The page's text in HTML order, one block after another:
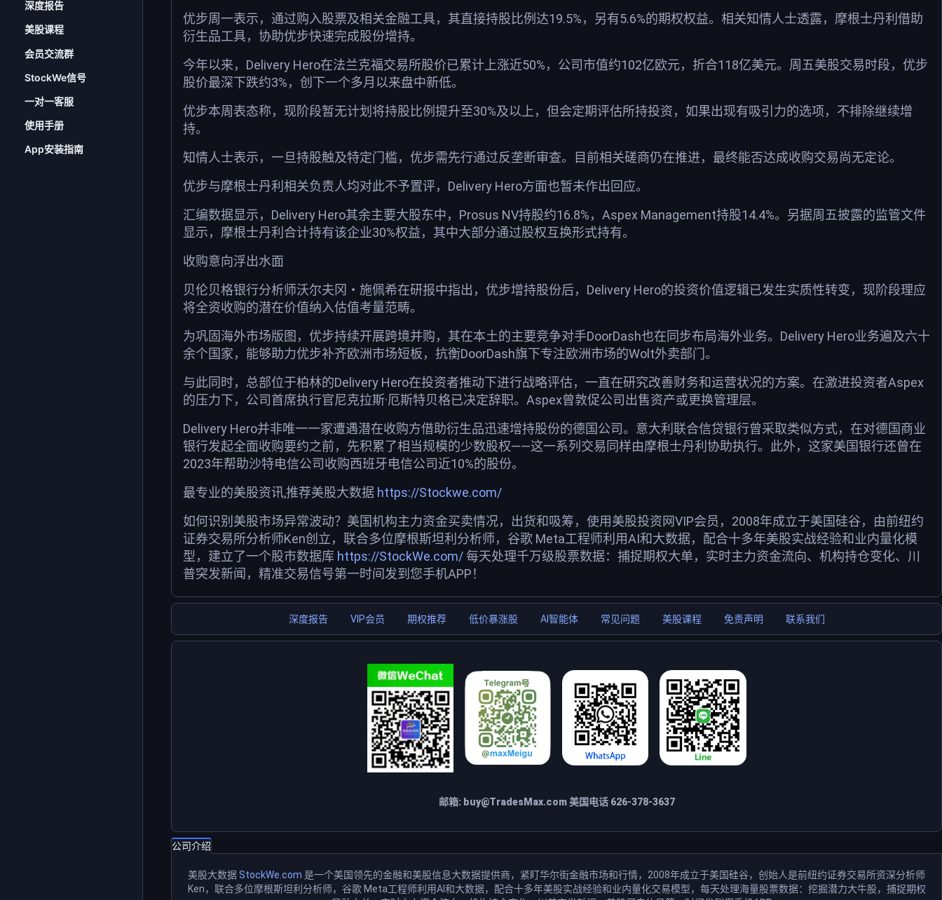
深度报告
美股课程
会员交流群
StockWe信号
一对一客服
使用手册
App安装指南
优步周一表示，通过购入股票及相关金融工具，其直接持股比例达19.5%，另有5.6%的期权权益。相关知情人士透露，摩根士丹利借助
衍生品工具，协助优步快速完成股份增持。
今年以来，Delivery Hero在法兰克福交易所股价已累计上涨近50%，公司市值约102亿欧元，折合118亿美元。周五美股交易时段，优步
股价最深下跌约3%，创下一个多月以来盘中新低。
优步本周表态称，现阶段暂无计划将持股比例提升至30%及以上，但会定期评估所持投资，如果出现有吸引力的选项，不排除继续增
持。
知情人士表示，一旦持股触及特定门槛，优步需先行通过反垄断审查。目前相关磋商仍在推进，最终能否达成收购交易尚无定论。
优步与摩根士丹利相关负责人均对此不予置评，Delivery Hero方面也暂未作出回应。
汇编数据显示，Delivery Hero其余主要大股东中，Prosus NV持股约16.8%，Aspex Management持股14.4%。另据周五披露的监管文件
显示，摩根士丹利合计持有该企业30%权益，其中大部分通过股权互换形式持有。
收购意向浮出水面
贝伦贝格银行分析师沃尔夫冈・施佩希在研报中指出，优步增持股份后，Delivery Hero的投资价值逻辑已发生实质性转变，现阶段理应
将全资收购的潜在价值纳入估值考量范畴。
为巩固海外市场版图，优步持续开展跨境并购，其在本土的主要竞争对手DoorDash也在同步布局海外业务。Delivery Hero业务遍及六十
余个国家，能够助力优步补齐欧洲市场短板，抗衡DoorDash旗下专注欧洲市场的Wolt外卖部门。
与此同时，总部位于柏林的Delivery Hero在投资者推动下进行战略评估，一直在研究改善财务和运营状况的方案。在激进投资者Aspex
的压力下，公司首席执行官尼克拉斯·厄斯特贝格已决定辞职。Aspex曾敦促公司出售资产或更换管理层。
Delivery Hero并非唯一一家遭遇潜在收购方借助衍生品迅速增持股份的德国公司。意大利联合信贷银行曾采取类似方式，在对德国商业
银行发起全面收购要约之前，先积累了相当规模的少数股权——这一系列交易同样由摩根士丹利协助执行。此外，这家美国银行还曾在
2023年帮助沙特电信公司收购西班牙电信公司近10%的股份。
最专业的美股资讯,推荐美股大数据 https://Stockwe.com/
如何识别美股市场异常波动？美国机构主力资金买卖情况，出货和吸筹，使用美股投资网VIP会员，2008年成立于美国硅谷，由前纽约
证券交易所分析师Ken创立，联合多位摩根斯坦利分析师，谷歌 Meta工程师利用AI和大数据，配合十多年美股实战经验和业内量化模
型，建立了一个股市数据库 https://StockWe.com/每天处理千万级股票数据：捕捉期权大单，实时主力资金流向、机构持仓变化、川
普突发新闻，精准交易信号第一时间发到您手机APP！
深度报告 VIP会员 期权推荐 低价暴涨股 AI智能体 常见问题 美股课程 免责声明 联系我们
邮箱: buy@TradesMax.com美国电话 626-378-3637
公司介绍
美股大数据StockWe.com 是一个美国领先的金融和美股信息大数据提供商，紧盯华尔街金融市场和行情，2008年成立于美国硅谷，创始人是前纽约证券交易所资深分析师
Ken，联合多位摩根斯坦利分析师，谷歌 Meta工程师利用AI和大数据，配合十多年美股实战经验和业内量化交易模型，每天处理海量股票数据：挖掘潜力大牛股，捕捉期权